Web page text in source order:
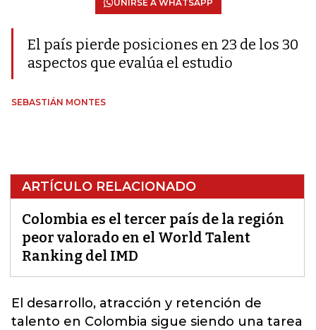
UNIRSE A WHATSAPP
El país pierde posiciones en 23 de los 30
aspectos que evalúa el estudio
SEBASTIÁN MONTES
ARTÍCULO RELACIONADO
Colombia es el tercer país de la región
peor valorado en el World Talent
Ranking del IMD
El desarrollo, atracción y retención de
talento en Colombia sigue siendo una tarea